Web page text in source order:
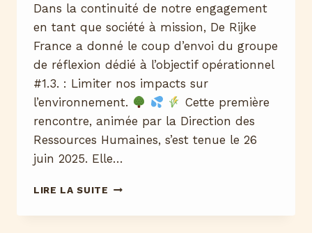
Dans la continuité de notre engagement
en tant que société à mission, De Rijke
France a donné le coup d’envoi du groupe
de réflexion dédié à l’objectif opérationnel
#1.3. : Limiter nos impacts sur
l’environnement.
Cette première
rencontre, animée par la Direction des
Ressources Humaines, s’est tenue le 26
juin 2025. Elle…
LIRE LA SUITE LIMITER
IMPACT